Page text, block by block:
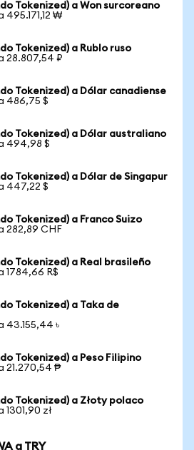
Tokenized) a Won surcoreano
495.171,12 ₩
Tokenized) a Rublo ruso
28.807,54 ₽
Tokenized) a Dólar canadiense
486,75 $
Tokenized) a Dólar australiano
494,98 $
Tokenized) a Dólar de Singapur
447,22 $
Tokenized) a Franco Suizo
282,89 CHF
Tokenized) a Real brasileño
1784,66 R$
Tokenized) a Taka de
43.155,44 ৳
Tokenized) a Peso Filipino
21.270,54 ₱
Tokenized) a Złoty polaco
1301,90 zł
a TRY